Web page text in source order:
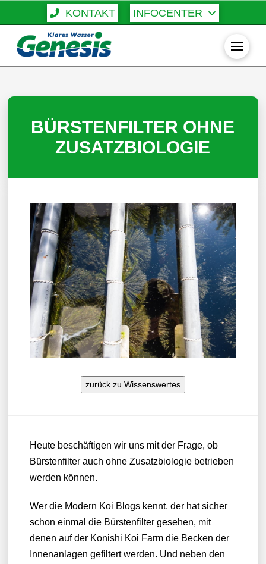
KONTAKT INFOCENTER
BÜRSTENFILTER OHNE
ZUSATZBIOLOGIE
zurück zu Wissenswertes
Heute beschäftigen wir uns mit der Frage, ob
Bürstenfilter auch ohne Zusatzbiologie betrieben
werden können.
Wer die Modern Koi Blogs kennt, der hat sicher
schon einmal die Bürstenfilter gesehen, mit
denen auf der Konishi Koi Farm die Becken der
Innenanlagen gefiltert werden. Und neben den